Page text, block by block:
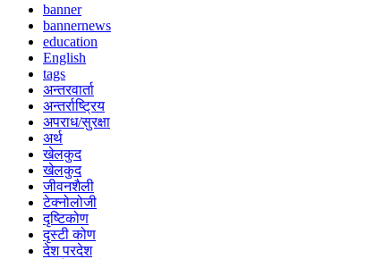
banner
bannernews
education
English
tags
अन्तरवार्ता
अन्तर्राष्ट्रिय
अपराध/सुरक्षा
अर्थ
खेलकुद
खेलकुद
जीवनशैली
टेक्नोलोजी
दृष्टिकोण
दृस्टी कोण
देश परदेश